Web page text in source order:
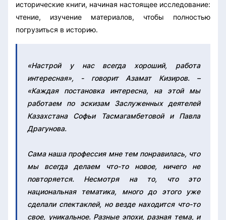
исторические книги, начиная настоящее исследование:
чтение, изучение материалов, чтобы полностью
погрузиться в историю.
«Настрой у нас всегда хороший, работа
интересная», - говорит Азамат Кизиров. –
«Каждая постановка интересна, на этой мы
работаем по эскизам Заслуженных деятелей
Казахстана Софьи Тасмагамбетовой и Павла
Драгунова.
Сама наша профессия мне тем понравилась, что
мы всегда делаем что-то новое, ничего не
повторяется. Несмотря на то, что это
национальная тематика, много до этого уже
сделали спектаклей, но везде находится что-то
свое, уникальное. Разные эпохи, разная тема, и